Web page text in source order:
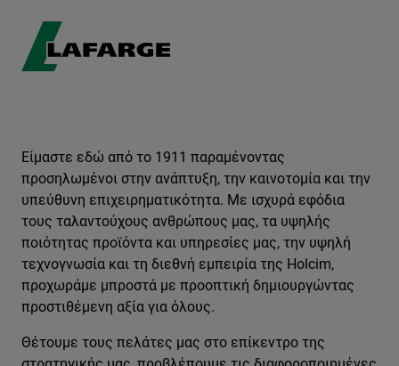
Είμαστε εδώ από το 1911 παραμένοντας
προσηλωμένοι στην ανάπτυξη, την καινοτομία και την
υπεύθυνη επιχειρηματικότητα. Με ισχυρά εφόδια
τους ταλαντούχους ανθρώπους μας, τα υψηλής
ποιότητας προϊόντα και υπηρεσίες μας, την υψηλή
τεχνογνωσία και τη διεθνή εμπειρία της Holcim,
προχωράμε μπροστά με προοπτική δημιουργώντας
προστιθέμενη αξία για όλους.
Θέτουμε τους πελάτες μας στο επίκεντρο της